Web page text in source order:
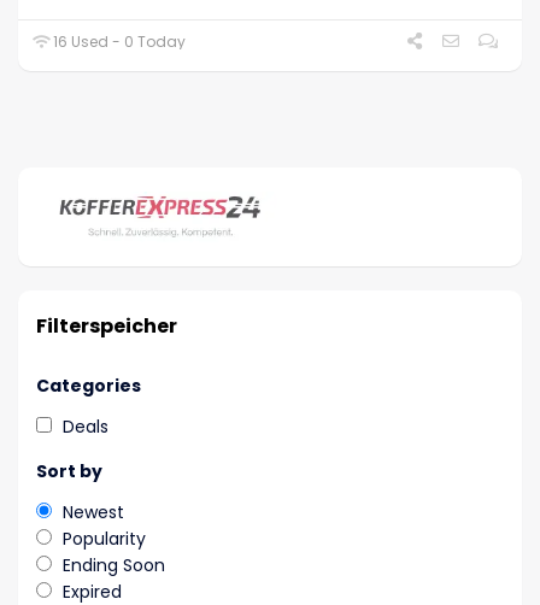
16 Used - 0 Today
Filterspeicher
Categories
Deals
Sort by
Newest
Popularity
Ending Soon
Expired